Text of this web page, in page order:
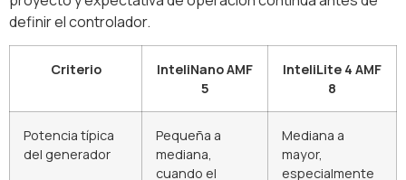
definir el controlador.
Criterio
InteliNano AMF
5
InteliLite 4 AMF
8
Potencia típica
del generador
Pequeña a
mediana,
cuando el
Mediana a
mayor,
especialmente